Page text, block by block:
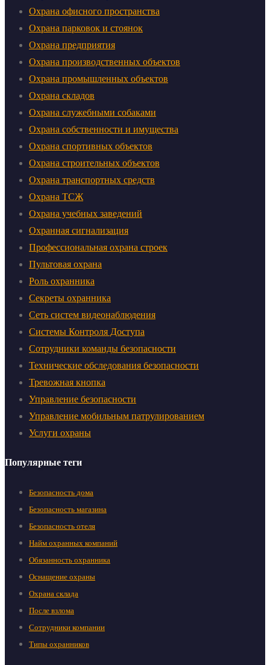
Охрана офисного пространства
Охрана парковок и стоянок
Охрана предприятия
Охрана производственных объектов
Охрана промышленных объектов
Охрана складов
Охрана служебными собаками
Охрана собственности и имущества
Охрана спортивных объектов
Охрана строительных объектов
Охрана транспортных средств
Охрана ТСЖ
Охрана учебных заведений
Охранная сигнализация
Профессиональная охрана строек
Пультовая охрана
Роль охранника
Секреты охранника
Сеть систем видеонаблюдения
Системы Контроля Доступа
Сотрудники команды безопасности
Технические обследования безопасности
Тревожная кнопка
Управление безопасности
Управление мобильным патрулированием
Услуги охраны
Популярные теги
Безопасность дома
Безопасность магазина
Безопасность отеля
Найм охранных компаний
Обязанность охранника
Оснащение охраны
Охрана склада
После взлома
Сотрудники компании
Типы охранников